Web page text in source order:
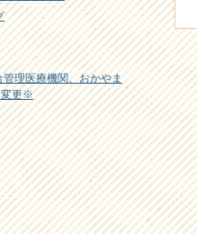
理医療機関、おかやま
変更※